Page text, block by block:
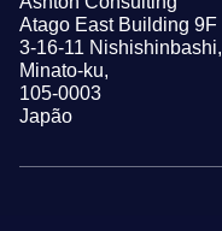
Atago East Building 9F
3-16-11 Nishishinbashi,
Minato-ku,
105-0003
Japão